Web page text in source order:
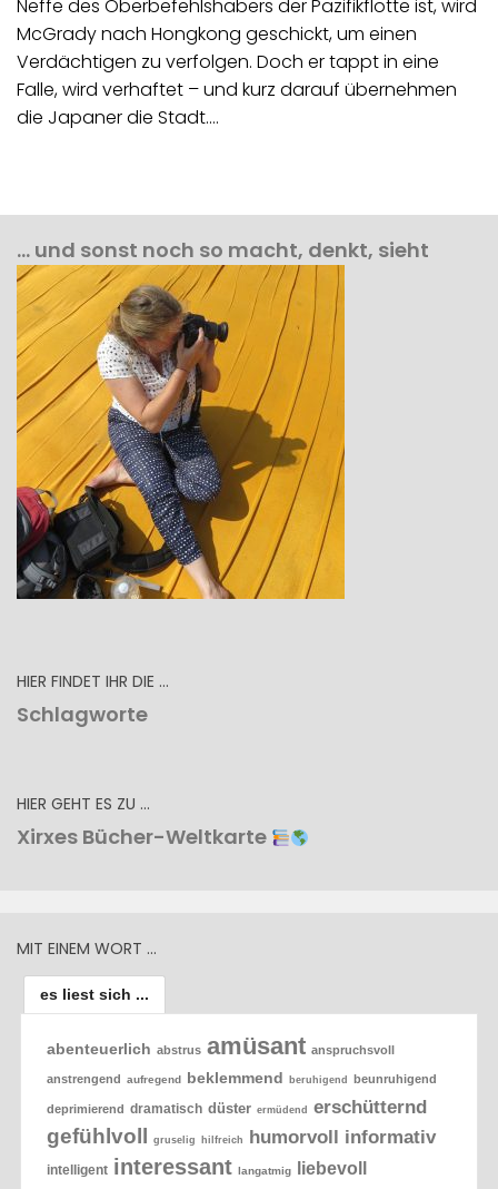
Neffe des Oberbefehlshabers der Pazifikflotte ist, wird
McGrady nach Hongkong geschickt, um einen
Verdächtigen zu verfolgen. Doch er tappt in eine
Falle, wird verhaftet – und kurz darauf übernehmen
die Japaner die Stadt.…
… und sonst noch so macht, denkt, sieht
HIER FINDET IHR DIE …
Schlagworte
HIER GEHT ES ZU …
Xirxes Bücher-Weltkarte
MIT EINEM WORT …
es liest sich ...
abenteuerlich abstrus amüsant anspruchsvoll
anstrengend aufregend beklemmend beruhigend beunruhigend
deprimierend dramatisch düster ermüdend erschütternd
gefühlvoll gruselig hilfreich humorvoll informativ
intelligent interessant langatmig liebevoll